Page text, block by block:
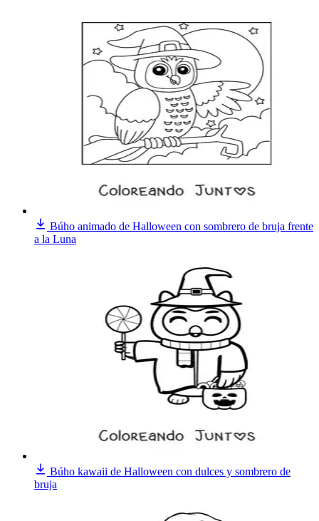
Búho animado de Halloween con sombrero de bruja frente
a la Luna
Búho kawaii de Halloween con dulces y sombrero de
bruja